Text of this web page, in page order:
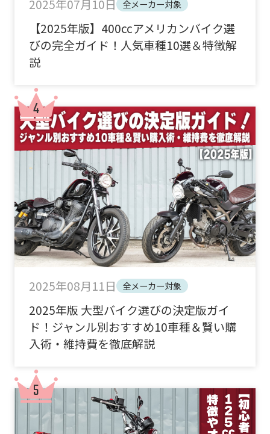
2025年07月10日 全メーカー対象
【2025年版】400ccアメリカンバイク選
びの完全ガイド！人気車種10選＆特徴解
説
2025年08月11日 全メーカー対象
2025年版 大型バイク選びの決定版ガイ
ド！ジャンル別おすすめ10車種＆賢い購
入術・維持費を徹底解説